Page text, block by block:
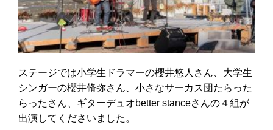
ステージでは小学生ドラマーの櫻井悠人さん、大学生
シンガーの櫻井脩弥さん、小さなサーカス団たらった
らったさん、ギターデュオbetter stanceさんの４組が
出演してくださいました。